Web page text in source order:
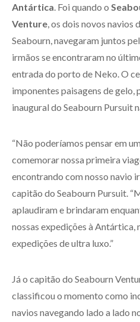
Antártica . Foi quando o
Venture , os dois novos navios
Seabourn, navegaram juntos
irmãos se encontraram no
entrada do porto de Neko. O
imponentes paisagens de
inaugural do Seabourn Pursuit
“Não poderíamos pensar em
comemorar nossa primeira
encontrando com nosso navio
capitão do Seabourn Pursuit.
aplaudiram e brindaram
nossas expedições à Antártica,
expedições de ultra luxo.”
Já o capitão do Seabourn
classificou o momento como
navios navegando lado a lado